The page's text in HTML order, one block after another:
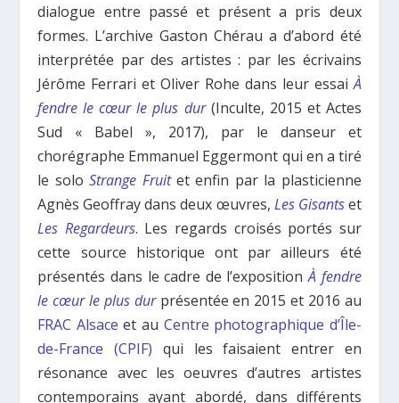
dialogue entre passé et présent a pris deux
formes. L’archive Gaston Chérau a d’abord été
interprétée par des artistes : par les écrivains
Jérôme Ferrari et Oliver Rohe dans leur essaiÀ
fendre le cœur le plus dur(Inculte, 2015 et Actes
Sud « Babel », 2017), par le danseur et
chorégraphe Emmanuel Eggermont qui en a tiré
le soloStrange Fruitet enfin par la plasticienne
Agnès Geoffray dans deux œuvres, Les Gisantset
Les Regardeurs. Les regards croisés portés sur
cette source historique ont par ailleurs été
présentés dans le cadre de l’expositionÀ fendre
le cœur le plus durprésentée en 2015 et 2016 au
FRAC Alsace et au Centre photographique d’Île-
de-France (CPIF) qui les faisaient entrer en
résonance avec les oeuvres d’autres artistes
contemporains ayant abordé, dans différents